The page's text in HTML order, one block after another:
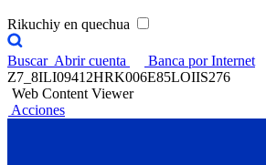
Rikuchiy en quechua
Buscar Abrir cuenta
Banca por Internet
Z7_8ILI09412HRK006E85LOIIS276
Web Content Viewer
Acciones